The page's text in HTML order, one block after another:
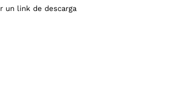
un link de descarga